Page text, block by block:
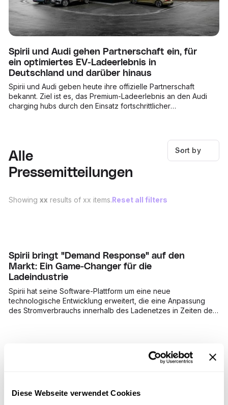
Diese Webseite verwendet Cookies
Spirii und Audi gehen Partnerschaft ein, für
ein optimiertes EV-Ladeerlebnis in
Deutschland und darüber hinaus
Spirii und Audi geben heute ihre offizielle Partnerschaft
bekannt. Ziel ist es, das Premium-Ladeerlebnis an den Audi
charging hubs durch den Einsatz fortschrittlicher
Alle
Pressemitteilungen
Sort by
Showingxx results of xx items. Reset all filters
Spirii bringt "Demand Response" auf den
Markt: Ein Game-Changer für die
Ladeindustrie
Spirii hat seine Software-Plattform um eine neue
technologische Entwicklung erweitert, die eine Anpassung
des Stromverbrauchs innerhalb des Ladenetzes in Zeiten der
Spirii als weltweit bestes GreenTech-Startup
Startup" ausgezeichnet worden.